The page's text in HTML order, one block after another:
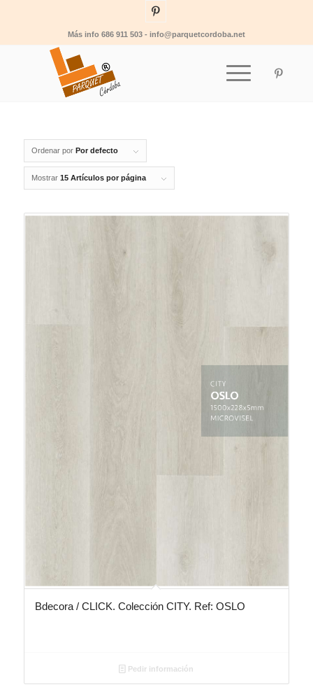
Más info 686 911 503 - info@parquetcordoba.net
Ordenar por Por defecto
Mostrar 15 Artículos por página
Bdecora / CLICK. Colección CITY. Ref: OSLO
Pedir información